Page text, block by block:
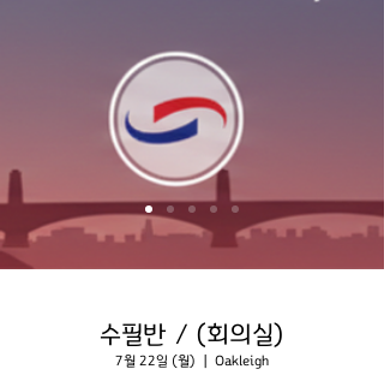
수필반 / (회의실)
7월 22일 (월) Oakleigh